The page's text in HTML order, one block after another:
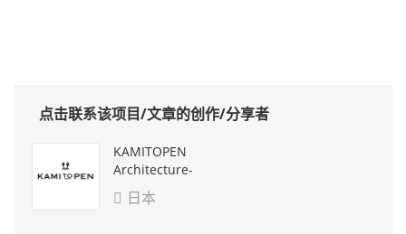
点击联系该项目/文章的创作/分享者
KAMITOPEN
Architecture-
Design Office Co.,
Ltd.
 日本